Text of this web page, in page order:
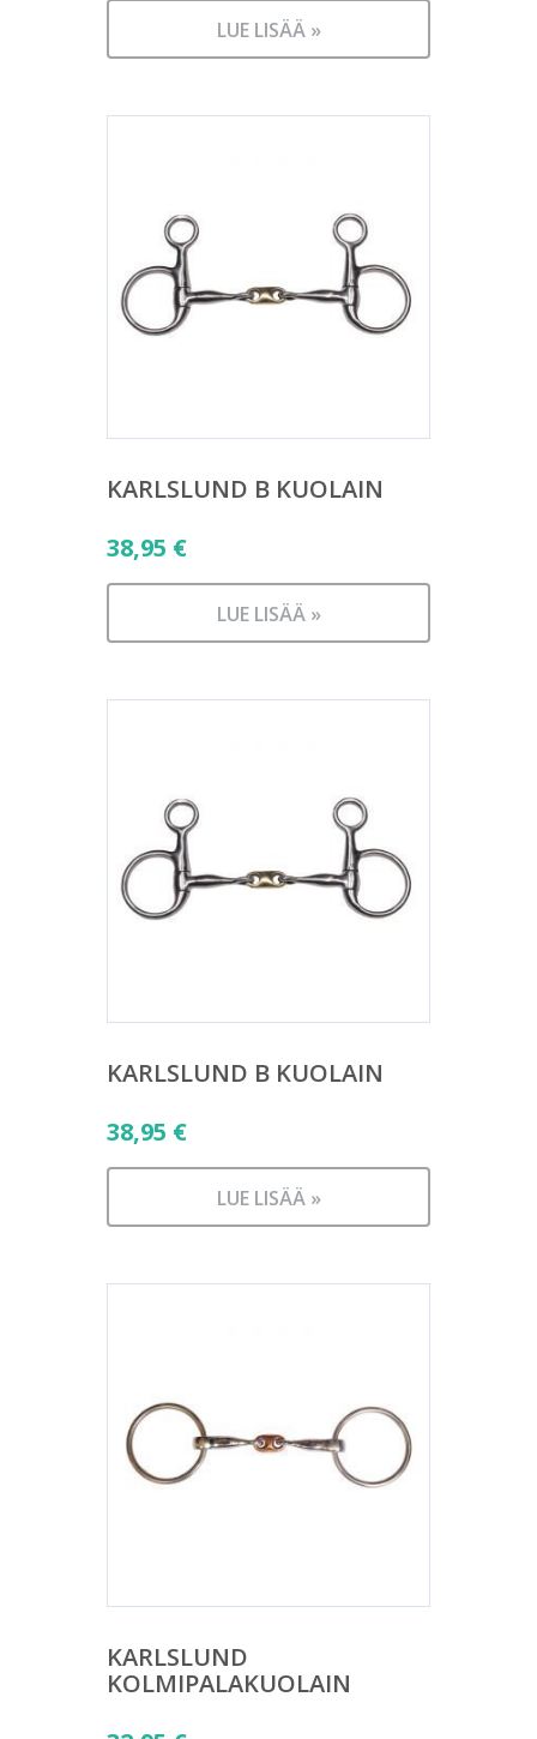
LUE LISÄÄ »
KARLSLUND B KUOLAIN
38,95 €
LUE LISÄÄ »
KARLSLUND B KUOLAIN
38,95 €
LUE LISÄÄ »
KARLSLUND
KOLMIPALAKUOLAIN